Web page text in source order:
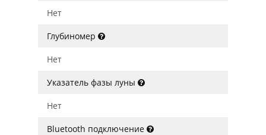
Нет
Глубиномер
Нет
Указатель фазы луны
Нет
Bluetooth подключение